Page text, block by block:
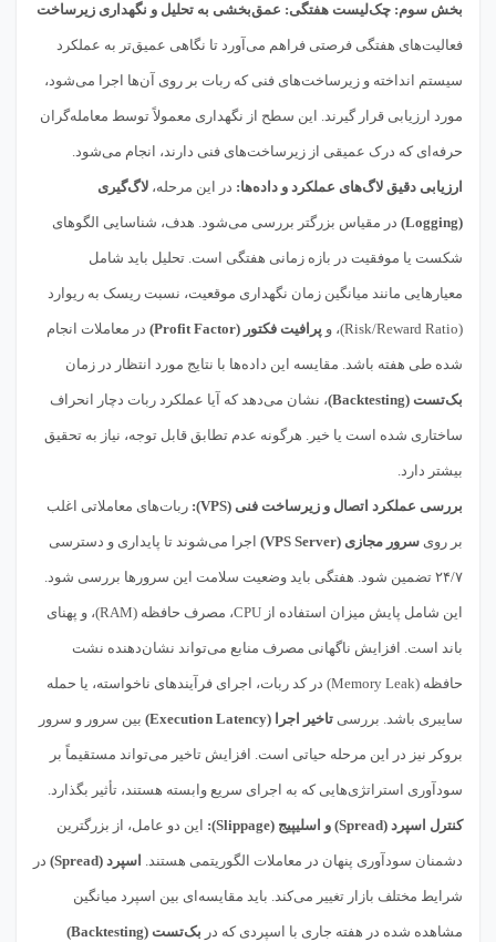
بخش سوم: چک‌لیست هفتگی: عمق‌بخشی به تحلیل و نگهداری زیرساخت
فعالیت‌های هفتگی فرصتی فراهم می‌آورد تا نگاهی عمیق‌تر به عملکرد
سیستم انداخته و زیرساخت‌های فنی که ربات بر روی آن‌ها اجرا می‌شود،
مورد ارزیابی قرار گیرند. این سطح از نگهداری معمولاً توسط معامله‌گران
حرفه‌ای که درک عمیقی از زیرساخت‌های فنی دارند، انجام می‌شود.
ارزیابی دقیق لاگ‌های عملکرد و داده‌ها: در این مرحله، لاگ‌گیری
(Logging) در مقیاس بزرگتر بررسی می‌شود. هدف، شناسایی الگوهای
شکست یا موفقیت در بازه زمانی هفتگی است. تحلیل باید شامل
معیارهایی مانند میانگین زمان نگهداری موقعیت، نسبت ریسک به ریوارد
(Risk/Reward Ratio)، و پرافیت فکتور (Profit Factor) در معاملات انجام
شده طی هفته باشد. مقایسه این داده‌ها با نتایج مورد انتظار در زمان
بک‌تست (Backtesting) ، نشان می‌دهد که آیا عملکرد ربات دچار انحراف
ساختاری شده است یا خیر. هرگونه عدم تطابق قابل توجه، نیاز به تحقیق
بیشتر دارد.
بررسی عملکرد اتصال و زیرساخت فنی (VPS): ربات‌های معاملاتی اغلب
بر روی سرور مجازی (VPS Server) اجرا می‌شوند تا پایداری و دسترسی
۲۴/۷ تضمین شود. هفتگی باید وضعیت سلامت این سرورها بررسی شود.
این شامل پایش میزان استفاده از CPU، مصرف حافظه (RAM)، و پهنای
باند است. افزایش ناگهانی مصرف منابع می‌تواند نشان‌دهنده نشت
حافظه (Memory Leak) در کد ربات، اجرای فرآیندهای ناخواسته، یا حمله
سایبری باشد. بررسی تاخیر اجرا (Execution Latency) بین سرور و سرور
بروکر نیز در این مرحله حیاتی است. افزایش تاخیر می‌تواند مستقیماً بر
سودآوری استراتژی‌هایی که به اجرای سریع وابسته هستند، تأثیر بگذارد.
کنترل اسپرد (Spread) و اسلیپیج (Slippage): این دو عامل، از بزرگترین
دشمنان سودآوری پنهان در معاملات الگوریتمی هستند. اسپرد (Spread) در
شرایط مختلف بازار تغییر می‌کند. باید مقایسه‌ای بین اسپرد میانگین
مشاهده شده در هفته جاری با اسپردی که در بک‌تست (Backtesting)